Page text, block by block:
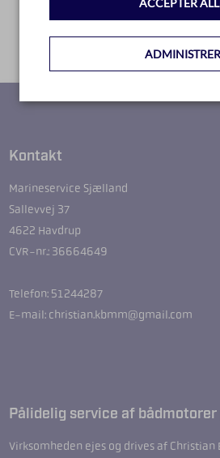
Kontakt
Marineservice Sjælland
Sallevvej 37
4622 Havdrup
CVR-nr.: 36664649
Telefon: 51244287
E-mail: christian.kbmm@gmail.com
Pålidelig service af
Virksomheden ejes og drives af
ADMINISTRER